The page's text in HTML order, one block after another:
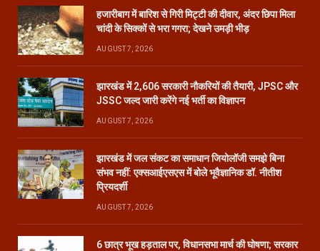
हजारीबाग में बारिश से गिरी मिट्टी की दीवार, अंदर छिपा मिला
चांदी के सिक्कों से भरा गगरा; देखने उमड़ी भीड़
AUGUST 7, 2026
झारखंड में 2,606 सरकारी नौकरियों की तैयारी, JPSC और
JSSC जल्द जारी करेंगे नई भर्ती का विज्ञापन
AUGUST 7, 2026
झारखंड में जल संकट का समाधान जियोलॉजी समझे बिना
संभव नहीं: एक्सआईएसएस में बोले भूवैज्ञानिक डॉ. नीतीश
प्रियदर्शी
AUGUST 7, 2026
6 छात्र भूख हड़ताल पर, विधानसभा मार्च की घोषणा; सरकार